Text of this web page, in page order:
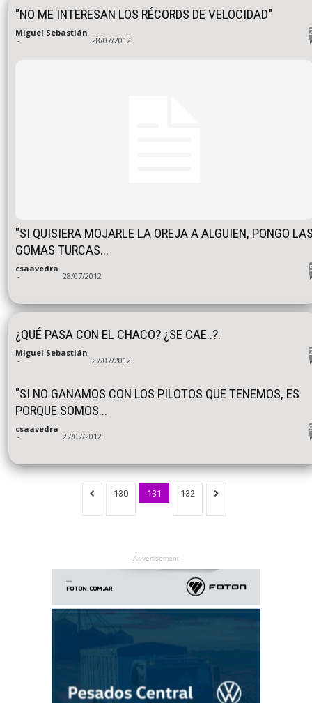
"NO ME INTERESAN LOS RÉCORDS DE VELOCIDAD"
Miguel Sebastián
- 28/07/2012
"SI QUISIERA MOJARLE LA OREJA A ALGUIEN, PONGO
GOMAS TURCAS...
csaavedra
- 28/07/2012
¿QUÉ PASA CON EL CHACO? ¿SE CAE..?.
Miguel Sebastián
- 27/07/2012
"SI NO GANAMOS CON LOS PILOTOS QUE TENEMOS, ES
PORQUE SOMOS...
csaavedra
- 27/07/2012
130 131 132
- Advertisement -